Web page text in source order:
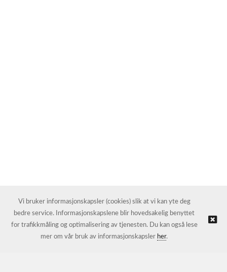
Vi bruker informasjonskapsler (cookies) slik at vi kan yte deg
bedre service. Informasjonskapslene blir hovedsakelig benyttet
for trafikkmåling og optimalisering av tjenesten. Du kan også lese
mer om vår bruk av informasjonskapsler her.